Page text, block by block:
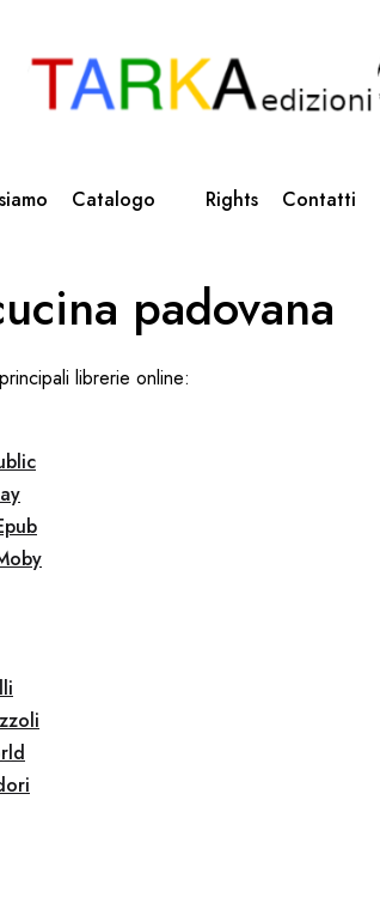
Catalogo Rights Contatti
padovana
librerie online: